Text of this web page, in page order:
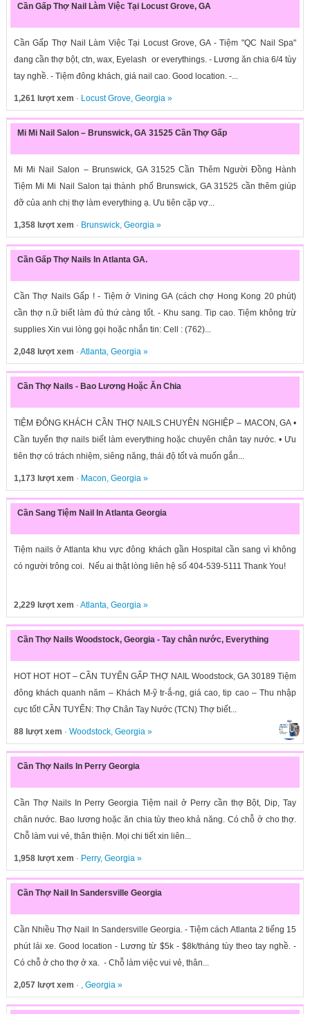
Cần Gấp Thợ Nail Làm Việc Tại Locust Grove, GA
Cần Gấp Thợ Nail Làm Việc Tại Locust Grove, GA - Tiệm "QC Nail Spa"
đang cần thợ bột, ctn, wax, Eyelash or everythings. - Lương ăn chia 6/4 tùy
tay nghề. - Tiệm đông khách, giá nail cao. Good location. -...
1,261 lượt xem · Locust Grove, Georgia»
Mi Mi Nail Salon – Brunswick, GA 31525 Cần Thợ Gấp
Mi Mi Nail Salon – Brunswick, GA 31525 Cần Thêm Người Đồng Hành
Tiệm Mi Mi Nail Salon tại thành phố Brunswick, GA 31525 cần thêm giúp
đỡ của anh chị thợ làm everything ạ. Ưu tiên cặp vợ...
1,358 lượt xem · Brunswick, Georgia»
Cần Gấp Thợ Nails In Atlanta GA.
Cần Thợ Nails Gấp ! - Tiệm ở Vining GA (cách chợ Hong Kong 20 phút)
cần thợ n.ữ biết làm đủ thứ càng tốt. - Khu sang. Tip cao. Tiệm không trừ
supplies Xin vui lòng gọi hoặc nhắn tin: Cell : (762)...
2,048 lượt xem · Atlanta, Georgia»
Cần Thợ Nails - Bao Lương Hoặc Ăn Chia
TIỆM ĐÔNG KHÁCH CẦN THỢ NAILS CHUYÊN NGHIỆP – MACON, GA •
Cần tuyển thợ nails biết làm everything hoặc chuyên chân tay nước. • Ưu
tiên thợ có trách nhiệm, siêng năng, thái độ tốt và muốn gắn...
1,173 lượt xem · Macon, Georgia»
Cần Sang Tiệm Nail In Atlanta Georgia
Tiệm nails ở Atlanta khu vực đông khách gần Hospital cần sang vì không
có người trông coi. Nếu ai thật lòng liên hệ số 404-539-5111 Thank You!
2,229 lượt xem · Atlanta, Georgia»
Cần Thợ Nails Woodstock, Georgia - Tay chân nước, Everything
HOT HOT HOT – CẦN TUYỂN GẤP THỢ NAIL Woodstock, GA 30189 Tiệm
đông khách quanh năm – Khách M-ỹ tr-ắ-ng, giá cao, tip cao – Thu nhập
cực tốt! CẦN TUYỂN: Thợ Chân Tay Nước (TCN) Thợ biết...
88 lượt xem · Woodstock, Georgia»
Cần Thợ Nails In Perry Georgia
Cần Thợ Nails In Perry Georgia Tiệm nail ở Perry cần thợ Bột, Dip, Tay
chân nước. Bao lương hoặc ăn chia tùy theo khả năng. Có chỗ ở cho thợ.
Chỗ làm vui vẻ, thân thiện. Mọi chi tiết xin liên...
1,958 lượt xem · Perry, Georgia»
Cần Thợ Nail In Sandersville Georgia
Cần Nhiều Thợ Nail In Sandersville Georgia. - Tiệm cách Atlanta 2 tiếng 15
phút lái xe. Good location - Lương từ $5k - $8k/tháng tùy theo tay nghề. -
Có chỗ ở cho thợ ở xa. - Chỗ làm việc vui vẻ, thân...
2,057 lượt xem · , Georgia»